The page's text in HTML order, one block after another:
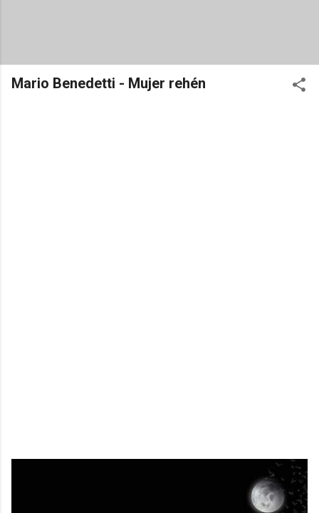
Mario Benedetti - Mujer rehén